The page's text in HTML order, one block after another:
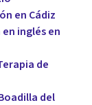
en Cádiz
inglés en
de
del